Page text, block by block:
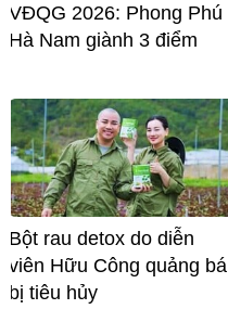
VĐQG 2026: Phong Phú
Hà Nam giành 3 điểm
Bột rau detox do diễn
viên Hữu Công quảng bá
bị tiêu hủy